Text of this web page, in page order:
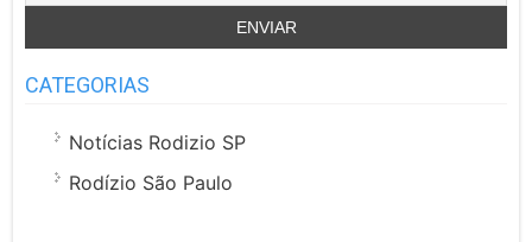
CATEGORIAS
Notícias Rodizio SP
Rodízio São Paulo